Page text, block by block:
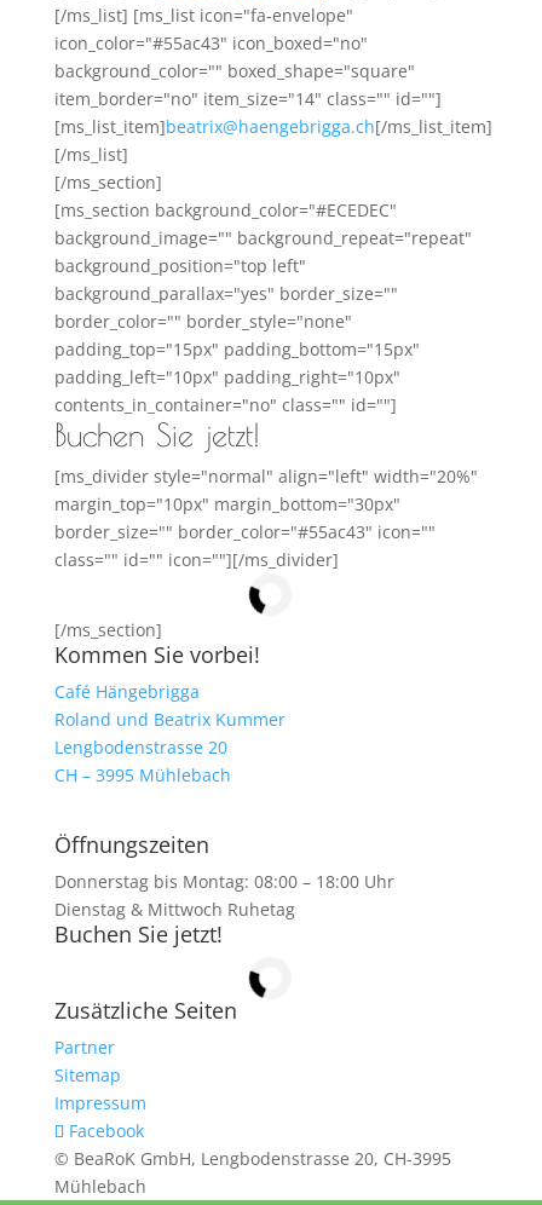
[/ms_list] [ms_list icon="fa-envelope"
icon_color="#55ac43" icon_boxed="no"
background_color="" boxed_shape="square"
item_border="no" item_size="14" class="" id=""]
[ms_list_item]beatrix@haengebrigga.ch[/ms_list_item]
[/ms_list]
[/ms_section]
[ms_section background_color="#ECEDEC"
background_image="" background_repeat="repeat"
background_position="top left"
background_parallax="yes" border_size=""
border_color="" border_style="none"
padding_top="15px" padding_bottom="15px"
padding_left="10px" padding_right="10px"
contents_in_container="no" class="" id=""]
Buchen Sie jetzt!
[ms_divider style="normal" align="left" width="20%"
margin_top="10px" margin_bottom="30px"
border_size="" border_color="#55ac43" icon=""
class="" id="" icon=""][/ms_divider]
[/ms_section]
Kommen Sie vorbei!
Café Hängebrigga
Roland und Beatrix Kummer
Lengbodenstrasse 20
CH – 3995 Mühlebach
Öffnungszeiten
Donnerstag bis Montag: 08:00 – 18:00 Uhr
Dienstag & Mittwoch Ruhetag
Buchen Sie jetzt!
Zusätzliche Seiten
Partner
Sitemap
Impressum
Facebook
© BeaRoK GmbH, Lengbodenstrasse 20, CH-3995
Mühlebach